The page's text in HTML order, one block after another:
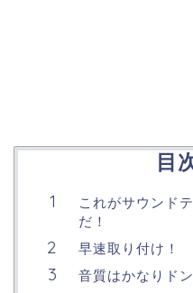
目
これがサウンド
だ！
早速取り付け！
音質はかなりド